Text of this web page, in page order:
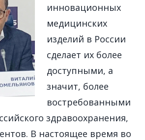
инновационных
медицинских
изделий в России
сделает их более
доступными, а
значит, более
востребованными
здравоохранения,
В настоящее время во